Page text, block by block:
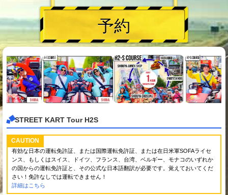
予約
STREET KART Tour H2S
CAUTION
有効な日本の運転免許証、または国際運転免許証、または在日米軍SOFAライセ
ンス、もしくはスイス、ドイツ、フランス、台湾、ベルギー、モナコのいずれか
の国からの運転免許証と、その公式な日本語翻訳が必要です。覚えておいてくだ
さい！免許なしでは運転できません！
詳細はこちら